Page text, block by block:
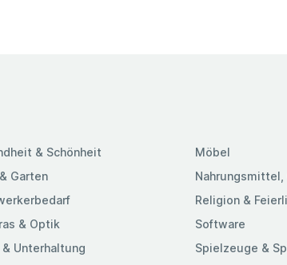
& Schönheit
Garten
& Optik
& Unterhaltung
Möbel
Nahrungsmittel,
Religion &
Software
Spielzeuge &